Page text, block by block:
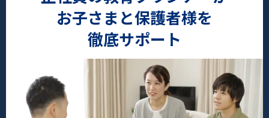
お子さまと保護者様を
徹底サポート